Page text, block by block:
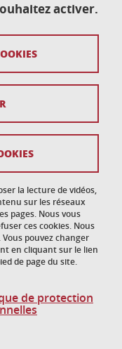
activer.
la lecture de vidéos,
sur les réseaux
pages. Nous vous
ces cookies. Nous
pouvez changer
en cliquant sur le lien
de page du site.
de protection